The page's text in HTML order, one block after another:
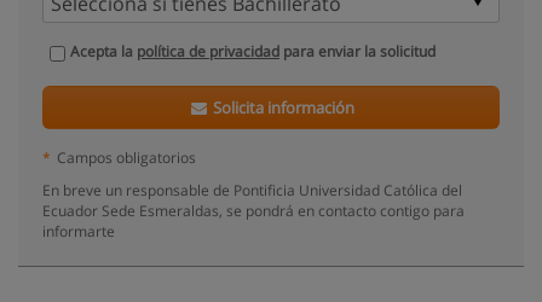
Acepta la política de privacidad para enviar la solicitud
Solicita información
* Campos obligatorios
En breve un responsable de Pontificia Universidad Católica del
Ecuador Sede Esmeraldas, se pondrá en contacto contigo para
informarte